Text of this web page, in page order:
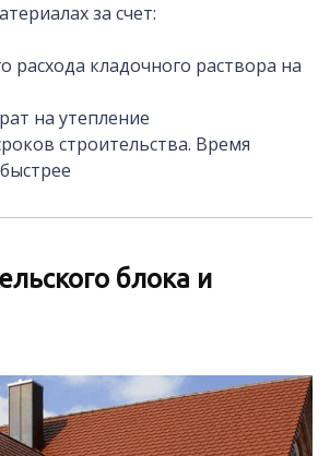
за счет:
расхода кладочного раствора на
на утепление
строительства. Время
блока и